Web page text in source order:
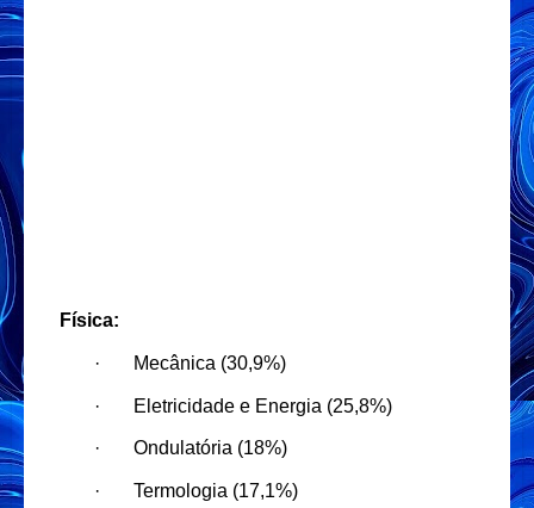
Física:
· Mecânica (30,9%)
· Eletricidade e Energia (25,8%)
· Ondulatória (18%)
· Termologia (17,1%)